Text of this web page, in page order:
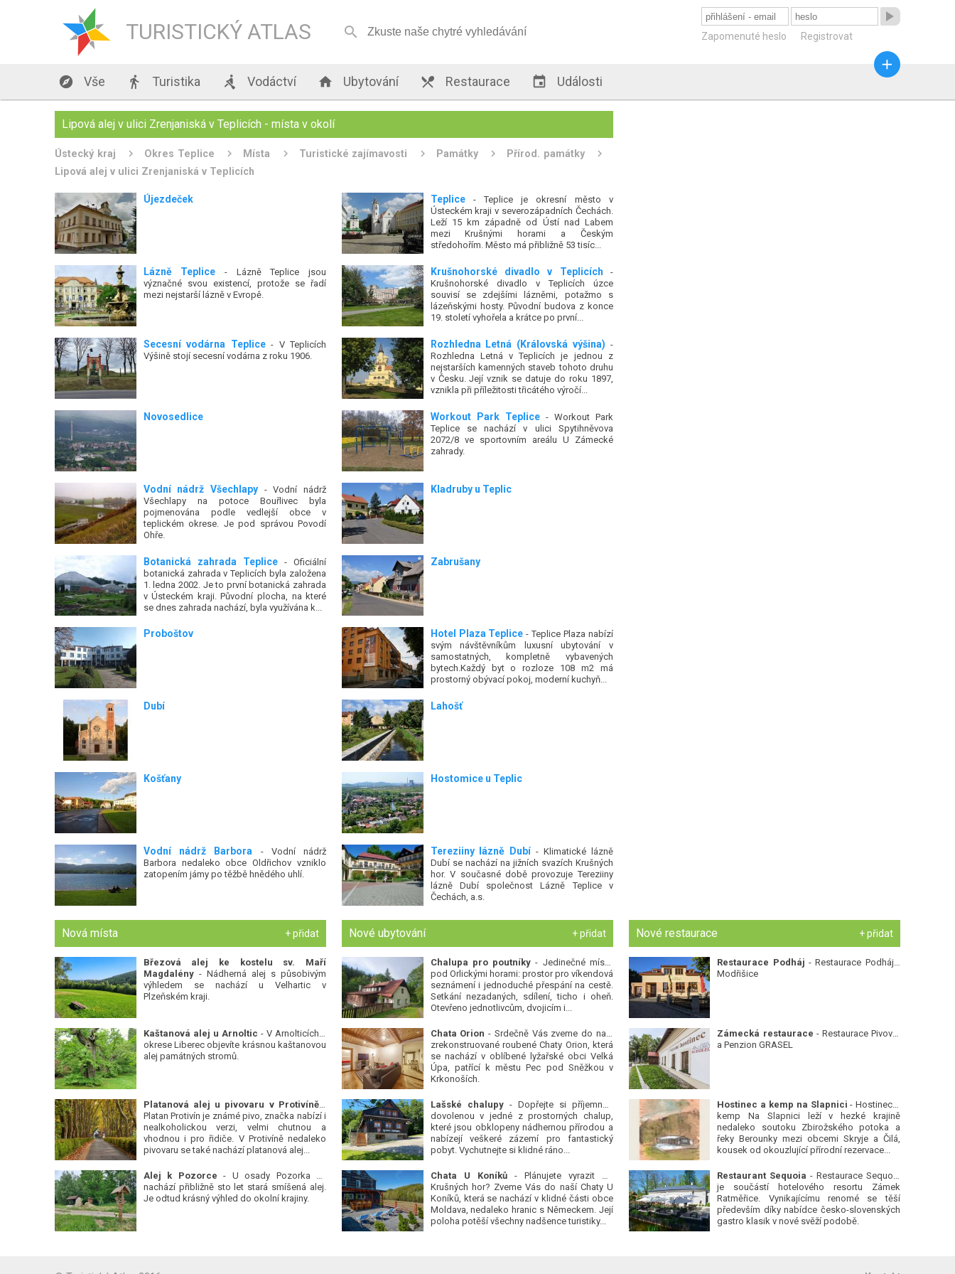
TURISTICKÝ ATLAS 

Zapomenuté heslo Registrovat
 Vše  Turistika  Vodáctví  Ubytování  Restaurace  Události

Lipová alej v ulici Zrenjaniská v Teplicích - místa v okolí
Ústecký kraj Okres Teplice Místa Turistické zajímavosti Památky
Přírod. památky
Lipová alej v ulici Zrenjaniská v Teplicích
Teplice- Teplice je okresní město v
Ústeckém kraji v severozápadních Čechách.
Leží 15 km západně od Ústí nad Labem
mezi Krušnými horami a Českým
středohořím. Město má přibližně 53 tisíc...
Újezdeček
Krušnohorské divadlo v Teplicích -
Krušnohorské divadlo v Teplicích úzce
souvisí se zdejšími lázněmi, potažmo s
lázeňskými hosty. Původní budova z konce
19. století vyhořela a krátce po první...
Lázně Teplice - Lázně Teplice jsou
význačné svou existencí, protože se řadí
mezi nejstarší lázně v Evropě.
Rozhledna Letná (Královská výšina) -
Rozhledna Letná v Teplicích je jednou z
nejstarších kamenných staveb tohoto druhu
v Česku. Její vznik se datuje do roku 1897,
vznikla při příležitosti třicátého výročí...
Secesní vodárna Teplice- V Teplicích
Výšině stojí secesní vodárna z roku 1906.
Workout Park Teplice- Workout Park
Teplice se nachází v ulici Spytihněvova
2072/8 ve sportovním areálu U Zámecké
zahrady.
Novosedlice
Kladruby u Teplic
Vodní nádrž Všechlapy - Vodní nádrž
Všechlapy na potoce Bouřlivec byla
pojmenována podle vedlejší obce v
teplickém okrese. Je pod správou Povodí
Ohře.
Zabrušany
Botanická zahrada Teplice- Oficiální
botanická zahrada v Teplicích byla založena
1. ledna 2002. Je to první botanická zahrada
v Ústeckém kraji. Původní plocha, na které
se dnes zahrada nachází, byla využívána k...
Hotel Plaza Teplice - Teplice Plaza nabízí
svým návštěvníkům luxusní ubytování v
samostatných, kompletně vybavených
bytech.Každý byt o rozloze 108 m2 má
prostorný obývací pokoj, moderní kuchyň...
Proboštov
Lahošť
Dubí
Hostomice u Teplic
Košťany
Tereziiny lázně Dubí - Klimatické lázně
Dubí se nachází na jižních svazích Krušných
hor. V současné době provozuje Tereziiny
lázně Dubí společnost Lázně Teplice v
Čechách, a.s.
Vodní nádrž Barbora - Vodní nádrž
Barbora nedaleko obce Oldřichov vzniklo
zatopením jámy po těžbě hnědého uhlí.
Nová místa + přidat
Březová alej ke kostelu sv. Maří
Magdalény- Nádherná alej s působivým
výhledem se nachází u Velhartic v
Plzeňském kraji.
Kaštanová alej u Arnoltic - V Arnolticích v
okrese Liberec objevíte krásnou kaštanovou
alej památných stromů.
Platanová alej u pivovaru v Protivíně-
Platan Protivín je známé pivo, značka nabízí i
nealkoholickou verzi, velmi chutnou a
vhodnou i pro řidiče. V Protivíně nedaleko
pivovaru se také nachází platanová alej...
Alej k Pozorce - U osady Pozorka se
nachází přibližně sto let stará smíšená alej.
Je odtud krásný výhled do okolní krajiny.
Nové ubytování + přidat
Chalupa pro poutníky - Jedinečné místo
pod Orlickými horami: prostor pro víkendová
seznámení i jednoduché přespání na cestě.
Setkání nezadaných, sdílení, ticho i oheň.
Otevřeno jednotlivcům, dvojicím i...
Chata Orion - Srdečně Vás zveme do naší
zrekonstruované roubené Chaty Orion, která
se nachází v oblíbené lyžařské obci Velká
Úpa, patřící k městu Pec pod Sněžkou v
Krkonoších.
Lašské chalupy- Dopřejte si příjemnou
dovolenou v jedné z prostorných chalup,
které jsou obklopeny nádhernou přírodou a
nabízejí veškeré zázemí pro fantastický
pobyt. Vychutnejte si klidné ráno...
Chata U Koníků- Plánujete vyrazit do
Krušných hor? Zveme Vás do naší Chaty U
Koníků, která se nachází v klidné části obce
Moldava, nedaleko hranic s Německem. Její
poloha potěší všechny nadšence turistiky...
Nové restaurace + přidat
Restaurace Podháj - Restaurace Podháj -
Modřišice
Zámecká restaurace - Restaurace Pivovar
a Penzion GRASEL
Hostinec a kemp na Slapnici - Hostinec a
kemp Na Slapnici leží v hezké krajině
nedaleko soutoku Zbirožského potoka a
řeky Berounky mezi obcemi Skryje a Čilá,
kousek od okouzlující přírodní rezervace...
Restaurant Sequoia - Restaurace Sequoia
je součástí hotelového resortu Zámek
Ratměřice. Vynikajícímu renomé se těší
především díky nabídce česko-slovenských
gastro klasik v nové svěží podobě.